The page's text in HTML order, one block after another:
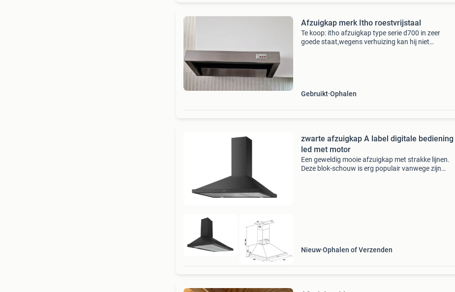
Afzuigkap merk Itho roestvrijstaal
Te koop: itho afzuigkap type serie d700 in zeer
goede staat,wegens verhuizing kan hij niet
Gebruikt Ophalen
zwarte afzuigkap A label digitale bediening
led met motor
Een geweldig mooie afzuigkap met strakke lijnen.
Deze blok-schouw is erg populair vanwege zijn
Nieuw Ophalen of Verzenden